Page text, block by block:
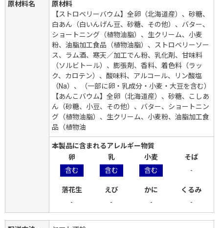
原材料名
原材料
【ストロベリーバウム】全卵（北海道産）、砂糖、
白あん（白いんげん豆、砂糖、その他）、バター、
ショートニング（植物油脂）、生クリーム、小麦
粉、油脂加工食品（植物油脂）、ストロベリーソー
ス、ラム酒、寒天／加工でん粉、乳化剤、甘味料
（ソルビトール）、膨張剤、香料、着色料（ラッ
ク、カロテン）、酸味料、アルコール、リン酸塩
（Na）、（一部に卵・乳成分・小麦・大豆を含む）
【あんこバウム】全卵（北海道産）、砂糖、こしあ
ん（砂糖、小豆、その他）、バター、ショートニン
グ（植物油脂）、生クリーム、小麦粉、油脂加工食
品（植物油
本製品に含まれるアレルギー物質
卵
乳 小麦
そば
含む
含む 含む -
落花生 えび かに
くるみ
-
- - -